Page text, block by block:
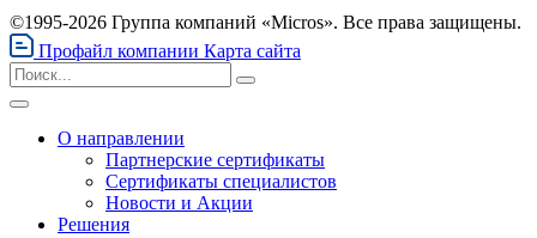
©1995-2026 Группа компаний «Micros». Все права защищены.
Профайл компании Карта сайта
О направлении
Партнерские сертификаты
Сертификаты специалистов
Новости и Акции
Решения